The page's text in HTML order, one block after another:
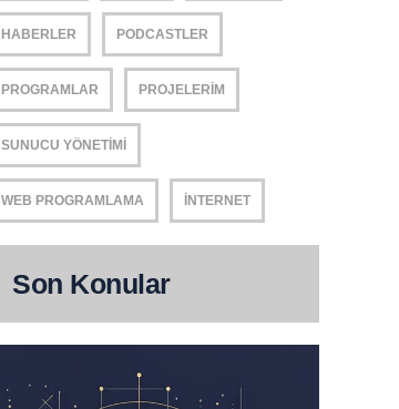
HABERLER PODCASTLER
PROGRAMLAR PROJELERIM
SUNUCU YÖNETIMI
WEB PROGRAMLAMA İNTERNET
Son Konular